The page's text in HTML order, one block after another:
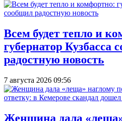
Всем будет тепло и
губернатор Кузбасса
радостную новость
7 августа 2026 09:56
Женщина дала